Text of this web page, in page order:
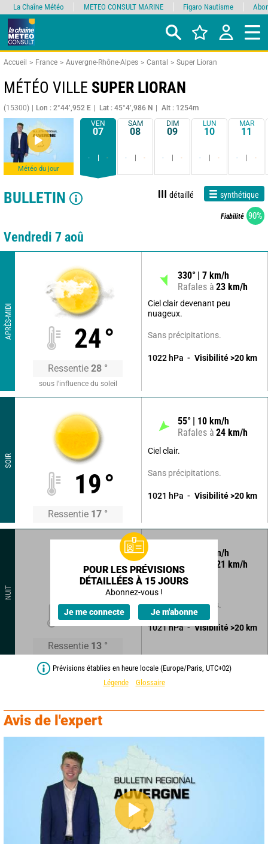
Accueil France Auvergne-Rhône-Alpes Cantal Super Lioran
MÉTÉO VILLE SUPER LIORAN
(15300) Lon : 2°44’,952 E Lat : 45°4’,986 N Alt : 1254m
Météo du jour
VEN
07
- -
SAM
08
- -
DIM
09
- -
LUN
10
- -
MAR
11
- -
BULLETIN détaillé synthétique
Fiabilité 90%
Vendredi 7 aoû
APRÈS-MIDI 24°
Ressentie 28 °
sous l’influence du soleil
330° 7 km/h
Rafales à 23 km/h
Ciel clair devenant peu
nuageux.
Sans précipitations.
1022 hPa Visibilité >20 km
SOIR
19°
Ressentie 17 °
55° 10 km/h
Rafales à 24 km/h
Ciel clair.
Sans précipitations.
1021 hPa Visibilité >20 km
NUIT
14°
Ressentie 13 °
km/h
Rafales à
21 km/h
Ciel clair.
Sans précipitations.
1021hPa Visibilité >20 km
POUR LES PRÉVISIONS
DÉTAILLÉES À 15 JOURS
Abonnez-vous !
Je me connecte Je m'abonne
Prévisions établies en heure locale (Europe/Paris, UTC+02)
Légende
Glossaire
Avis de l'expert
La Chaîne Météo METEO CONSULT MARINE Figaro Nautisme